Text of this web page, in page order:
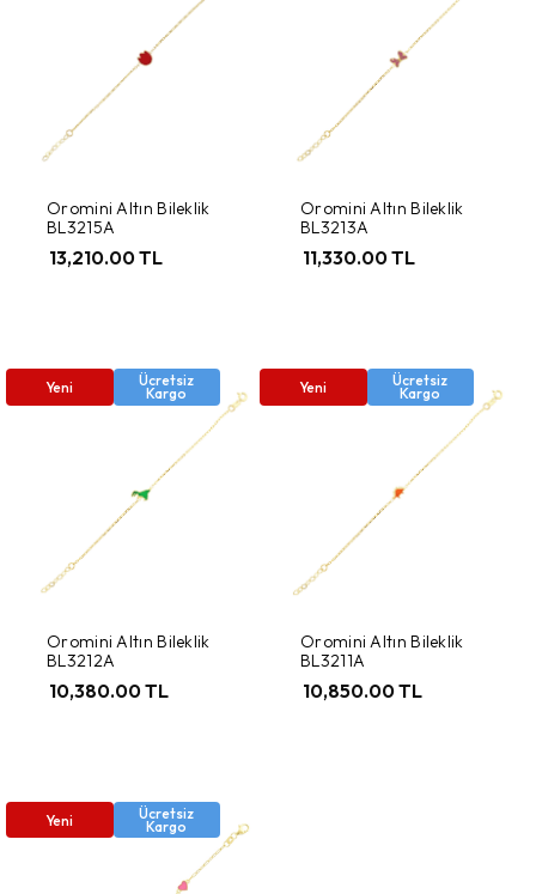
Oromini Altın Bileklik
BL3215A
13,210.00 TL
Oromini Altın Bileklik
BL3213A
11,330.00 TL
Yeni Ücretsiz
Kargo
Oromini Altın Bileklik
BL3212A
10,380.00 TL
Yeni Ücretsiz
Kargo
Oromini Altın Bileklik
BL3211A
10,850.00 TL
Yeni Ücretsiz
Kargo